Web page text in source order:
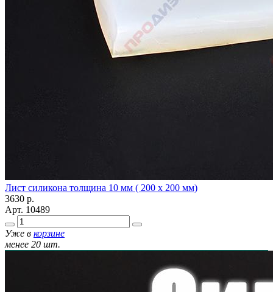
Лист силикона толщина 10 мм ( 200 х 200 мм)
3630 р.
Арт. 10489
Уже в корзине
менее 20 шт.